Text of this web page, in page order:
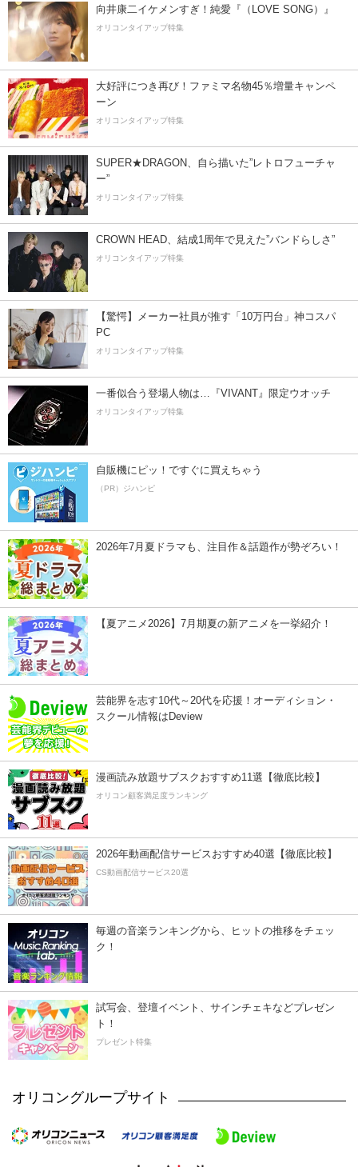
向井康二イケメンすぎ！純愛『（LOVE SONG）』
オリコンタイアップ特集
大好評につき再び！ファミマ名物45％増量キャンペ
ーン
オリコンタイアップ特集
SUPER★DRAGON、自ら描いた”レトロフューチャ
ー”
オリコンタイアップ特集
CROWN HEAD、結成1周年で見えた”バンドらしさ”
オリコンタイアップ特集
【驚愕】メーカー社員が推す「10万円台」神コスパ
PC
オリコンタイアップ特集
一番似合う登場人物は…『VIVANT』限定ウオッチ
オリコンタイアップ特集
自販機にピッ！ですぐに買えちゃう
（PR）ジハンピ
2026年7月夏ドラマも、注目作＆話題作が勢ぞろい！
【夏アニメ2026】7月期夏の新アニメを一挙紹介！
芸能界を志す10代～20代を応援！オーディション・
スクール情報はDeview
漫画読み放題サブスクおすすめ11選【徹底比較】
オリコン顧客満足度ランキング
2026年動画配信サービスおすすめ40選【徹底比較】
CS動画配信サービス20選
毎週の音楽ランキングから、ヒットの推移をチェッ
ク！
試写会、登壇イベント、サインチェキなどプレゼン
ト！
プレゼント特集
オリコングループサイト